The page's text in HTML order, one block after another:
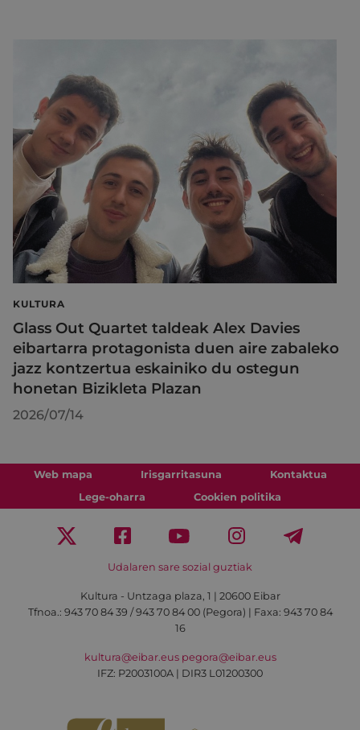
KULTURA
Glass Out Quartet taldeak Alex Davies
eibartarra protagonista duen aire zabaleko
jazz kontzertua eskainiko du ostegun
honetan Bizikleta Plazan
2026/07/14
Web mapa Irisgarritasuna
Kontaktua
Lege-oharra
Cookien politika
Udalaren sare sozial guztiak
Kultura - Untzaga plaza, 1 | 20600 Eibar
Tfnoa.: 943 70 84 39 / 943 70 84 00 (Pegora) | Faxa: 943 70 84
16
kultura@eibar.eus pegora@eibar.eus
IFZ: P2003100A | DIR3 L01200300